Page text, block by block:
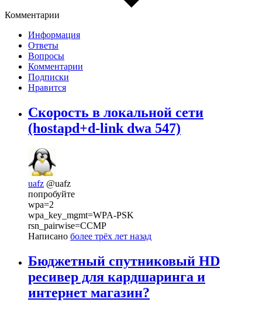
Комментарии
Информация
Ответы
Вопросы
Комментарии
Подписки
Нравится
Скорость в локальной сети
(hostapd+d-link dwa 547)
uafz @uafz
попробуйте
wpa=2
wpa_key_mgmt=WPA-PSK
rsn_pairwise=CCMP
Написано более трёх лет назад
Бюджетный спутниковый HD
ресивер для кардшаринга и
интернет магазин?